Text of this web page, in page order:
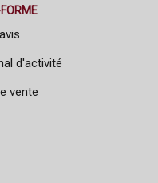
d'activité
vente